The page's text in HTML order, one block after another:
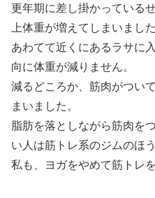
更年期に差し掛かっている
上体重が増えてしまいました
あわてて近くにあるラサに
向に体重が減りません。
減るどころか、筋肉がつい
まいました。
脂肪を落としながら筋肉を
い人は筋トレ系のジムのほ
私も、ヨガをやめて筋トレ